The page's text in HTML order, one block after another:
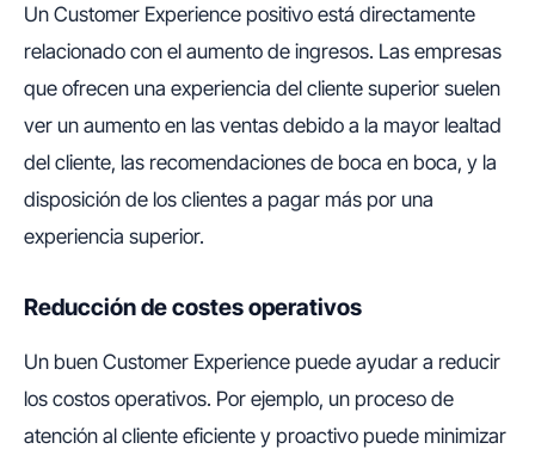
Un Customer Experience positivo está directamente
relacionado con el aumento de ingresos. Las empresas
que ofrecen una experiencia del cliente superior suelen
ver un aumento en las ventas debido a la mayor lealtad
del cliente, las recomendaciones de boca en boca, y la
disposición de los clientes a pagar más por una
experiencia superior.
Reducción de costes operativos
Un buen Customer Experience puede ayudar a reducir
los costos operativos. Por ejemplo, un proceso de
atención al cliente eficiente y proactivo puede minimizar